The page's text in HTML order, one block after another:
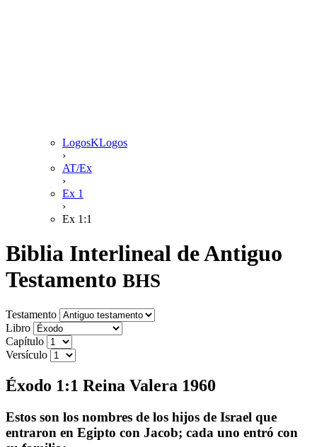
LogosKLogos
›
AT/Ex
›
Ex 1
›
Ex 1:1
Biblia Interlineal de Antiguo
Testamento BHS
Testamento
Libro
Capítulo
Versículo
Éxodo 1:1 Reina Valera 1960
Estos son los nombres de los hijos de Israel que
entraron en Egipto con Jacob; cada uno entró con